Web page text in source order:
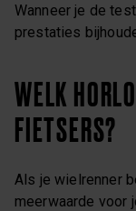
Wanneer je de
prestaties
WELK
FIETSERS?
Als je wielrenner
meerwaarde voor